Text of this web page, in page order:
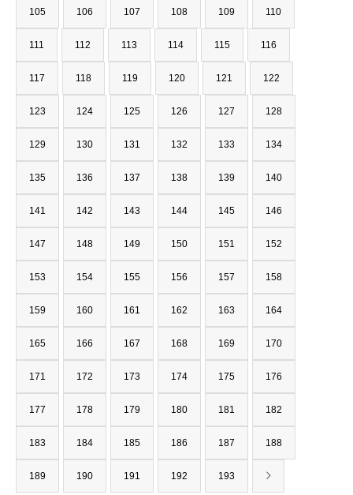
105 106 107 108 109 110
111 112 113 114 115 116
117 118 119 120 121 122
123 124 125 126 127 128
129 130 131 132 133 134
135 136 137 138 139 140
141 142 143 144 145 146
147 148 149 150 151 152
153 154 155 156 157 158
159 160 161 162 163 164
165 166 167 168 169 170
171 172 173 174 175 176
177 178 179 180 181 182
183 184 185 186 187 188
189 190 191 192 193